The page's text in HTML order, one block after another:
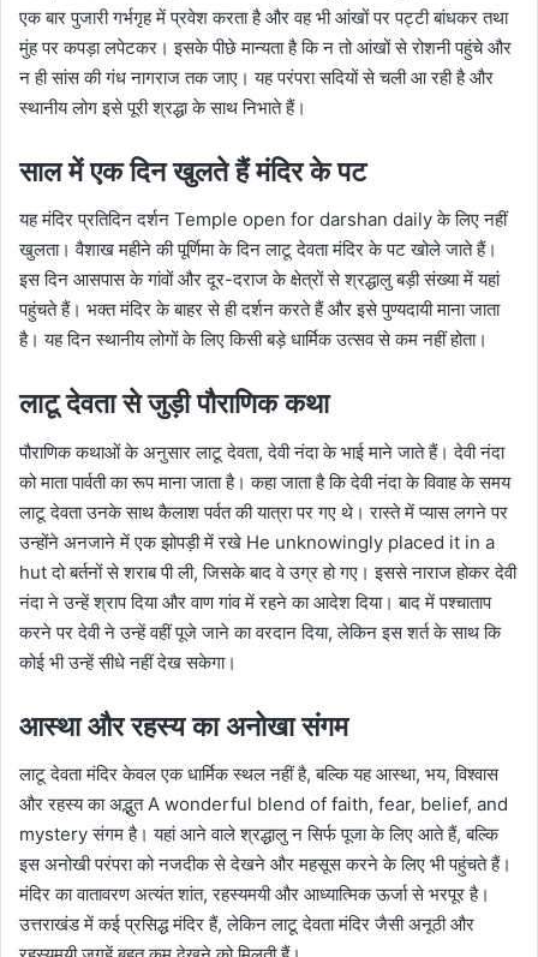
एक बार पुजारी गर्भगृह में प्रवेश करता है और वह भी आंखों पर पट्टी बांधकर तथा
मुंह पर कपड़ा लपेटकर। इसके पीछे मान्यता है कि न तो आंखों से रोशनी पहुंचे और
न ही सांस की गंध नागराज तक जाए। यह परंपरा सदियों से चली आ रही है और
स्थानीय लोग इसे पूरी श्रद्धा के साथ निभाते हैं।
साल में एक दिन खुलते हैं मंदिर के पट
यह मंदिर प्रतिदिन दर्शन Temple open for darshan daily के लिए नहीं
खुलता। वैशाख महीने की पूर्णिमा के दिन लाटू देवता मंदिर के पट खोले जाते हैं।
इस दिन आसपास के गांवों और दूर-दराज के क्षेत्रों से श्रद्धालु बड़ी संख्या में यहां
पहुंचते हैं। भक्त मंदिर के बाहर से ही दर्शन करते हैं और इसे पुण्यदायी माना जाता
है। यह दिन स्थानीय लोगों के लिए किसी बड़े धार्मिक उत्सव से कम नहीं होता।
लाटू देवता से जुड़ी पौराणिक कथा
पौराणिक कथाओं के अनुसार लाटू देवता, देवी नंदा के भाई माने जाते हैं। देवी नंदा
को माता पार्वती का रूप माना जाता है। कहा जाता है कि देवी नंदा के विवाह के समय
लाटू देवता उनके साथ कैलाश पर्वत की यात्रा पर गए थे। रास्ते में प्यास लगने पर
उन्होंने अनजाने में एक झोपड़ी में रखे He unknowingly placed it in a
hut दो बर्तनों से शराब पी ली, जिसके बाद वे उग्र हो गए। इससे नाराज होकर देवी
नंदा ने उन्हें श्राप दिया और वाण गांव में रहने का आदेश दिया। बाद में पश्चाताप
करने पर देवी ने उन्हें वहीं पूजे जाने का वरदान दिया, लेकिन इस शर्त के साथ कि
कोई भी उन्हें सीधे नहीं देख सकेगा।
आस्था और रहस्य का अनोखा संगम
लाटू देवता मंदिर केवल एक धार्मिक स्थल नहीं है, बल्कि यह आस्था, भय, विश्वास
और रहस्य का अद्भुत A wonderful blend of faith, fear, belief, and
mystery संगम है। यहां आने वाले श्रद्धालु न सिर्फ पूजा के लिए आते हैं, बल्कि
इस अनोखी परंपरा को नजदीक से देखने और महसूस करने के लिए भी पहुंचते हैं।
मंदिर का वातावरण अत्यंत शांत, रहस्यमयी और आध्यात्मिक ऊर्जा से भरपूर है।
उत्तराखंड में कई प्रसिद्ध मंदिर हैं, लेकिन लाटू देवता मंदिर जैसी अनूठी और